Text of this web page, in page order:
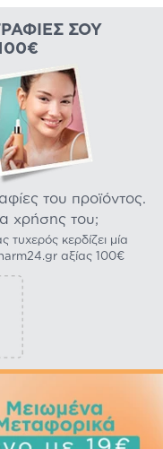
ΣΟΥ
του προϊόντος.
χρήσης του;
κερδίζει μία
αξίας 100€